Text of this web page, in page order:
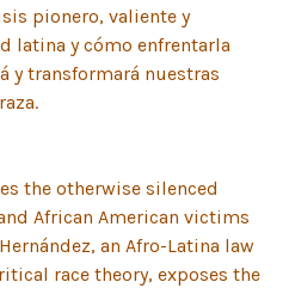
pionero, valiente y
latina y cómo enfrentarla
y transformará nuestras
the otherwise silenced
African American victims
an Afro-Latina law
race theory, exposes the